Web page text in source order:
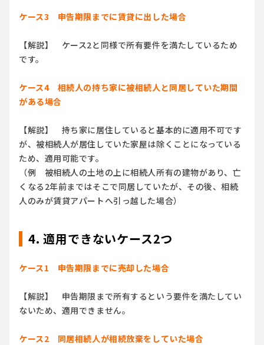
ケース3 申告期限までに賃貸に出した場合
【解説】 ケース2と同様で所有要件を満たしているため
です。
ケース4 相続人の持ち家に被相続人と同居していた期間
がある場合
【解説】 持ち家に居住していると基本的に適用不可です
が、被相続人が居住していた家屋は除くことになっている
ため、適用可能です。
（例 被相続人の土地の上に相続人所有の建物があり、亡
くなる2年前まではそこで同居していたが、その後、相続
人のみが賃貸アパートへ引っ越した場合）
4. 適用できないケース2つ
ケース1 申告期限までに売却した場合
【解説】 申告期限まで所有するという要件を満たしてい
ないため、適用できません。
ケース2 同居相続人が相続放棄をしていた場合